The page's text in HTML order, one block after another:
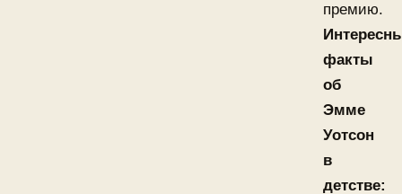
премию.
факты
об
Эмме
Уотсон
в
детстве: